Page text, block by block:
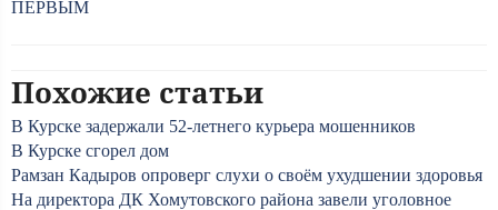
ПЕРВЫМ
Похожие статьи
В Курске задержали 52-летнего курьера мошенников
В Курске сгорел дом
Рамзан Кадыров опроверг слухи о своём ухудшении здоровья
На директора ДК Хомутовского района завели уголовное